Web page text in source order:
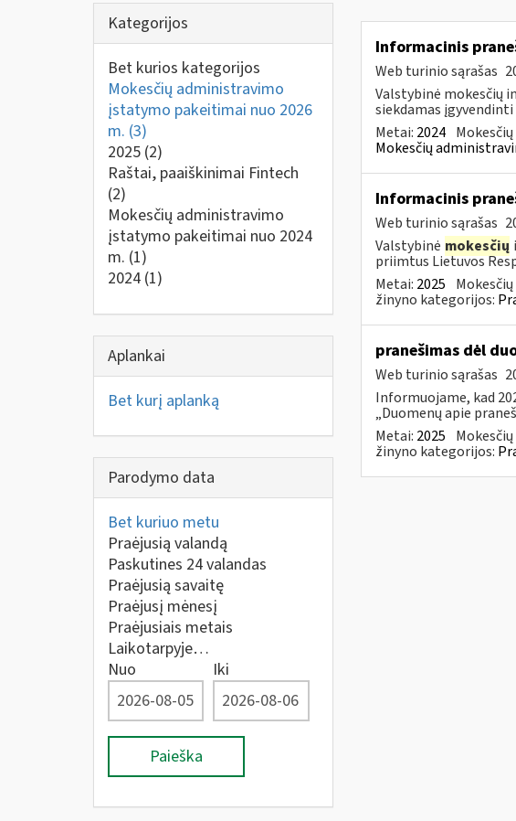
Kategorijos
Bet kurios kategorijos
Mokesčių administravimo
įstatymo pakeitimai nuo 2026
m. (3)
2025 (2)
Raštai, paaiškinimai Fintech
(2)
Mokesčių administravimo
įstatymo pakeitimai nuo 2024
m. (1)
2024 (1)
Aplankai
Bet kurį aplanką
Parodymo data
Bet kuriuo metu
Praėjusią valandą
Paskutines 24 valandas
Praėjusią savaitę
Praėjusį mėnesį
Praėjusiais metais
Laikotarpyje…
Nuo
Iki
Paieška
Informacinis
Web turinio sąrašas
Valstybinė mokesčių
siekdamas
Metai: 2024
Mokesčių
Informacinis
Web turinio sąrašas
Valstybinė mokesčių
priimtus Lietuvos
Metai: 2025
žinyno kategorijos:
pranešimas dėl
Web turinio sąrašas
Informuojame, kad
„Duomenų apie
Metai: 2025
žinyno kategorijos: